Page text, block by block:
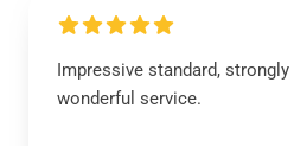
Impressive standard,
wonderful service.